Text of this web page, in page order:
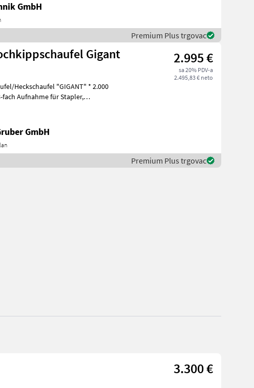
GmbH
Premium Plus trgovac
Gigant 2.995 €
sa 20% PDV-a
2.495,83 € neto
Heckschaufel "GIGANT" * 2.000
fach Aufnahme für Stapler,
GmbH
Premium Plus trgovac
3.300 €